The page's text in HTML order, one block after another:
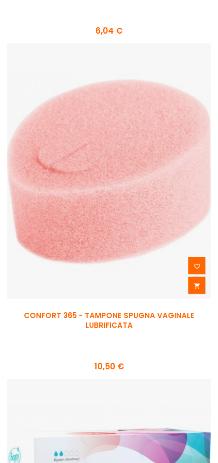
6,04 €


CONFORT 365 - TAMPONE SPUGNA VAGINALE
LUBRIFICATA
10,50 €